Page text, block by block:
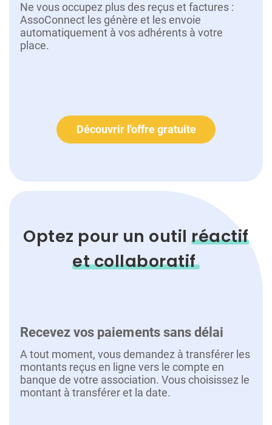
Ne vous occupez plus des reçus et factures :
AssoConnect les génère et les envoie
automatiquement à vos adhérents à votre
place.
Découvrir l'offre gratuite
Optez pour un outil réactif
et collaboratif
Recevez vos paiements sans délai
A tout moment, vous demandez à transférer les
montants reçus en ligne vers le compte en
banque de votre association. Vous choisissez le
montant à transférer et la date.